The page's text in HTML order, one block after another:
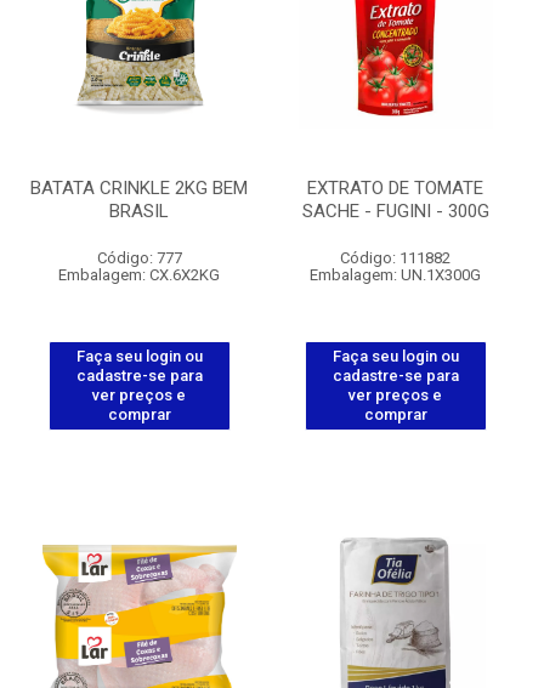
BATATA CRINKLE 2KG BEM
BRASIL
Código: 777
Embalagem: CX.6X2KG
Faça seu login ou
cadastre-se para
ver preços e
comprar
EXTRATO DE TOMATE
SACHE - FUGINI - 300G
Código: 111882
Embalagem: UN.1X300G
Faça seu login ou
cadastre-se para
ver preços e
comprar